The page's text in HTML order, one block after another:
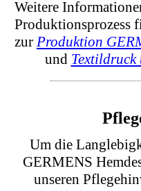
detaillierte und
dass jedes
künstlerische Vision
Möglichkeit, ganz
Designs
Unsere GERMENS
und Kragen, die